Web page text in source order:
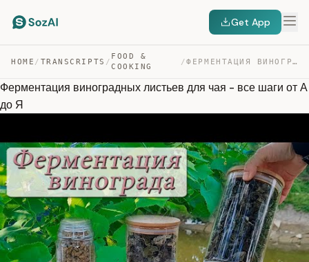
Get App
HOME / TRANSCRIPTS /
FOOD &
COOKING
/ ФЕРМЕНТАЦИЯ ВИНОГРАДНЫХ ЛИСТЬЕВ ДЛЯ ЧАЯ – ВСЕ ШАГИ ОТ А… — TRANSCRIPT
Ферментация виноградных листьев для чая - все шаги от А
до Я